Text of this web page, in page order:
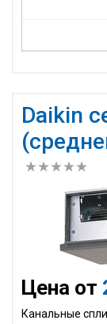
Daikin
Цена от
Канальные